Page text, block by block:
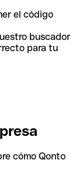
el código
buscador
para tu
cómo Qonto